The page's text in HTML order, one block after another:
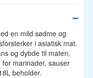
en mild sødme og
i asiatisk mat.
og dybde til maten,
marinader, sauser
beholder.